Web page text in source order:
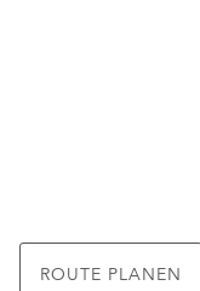
ROUTE PLANEN